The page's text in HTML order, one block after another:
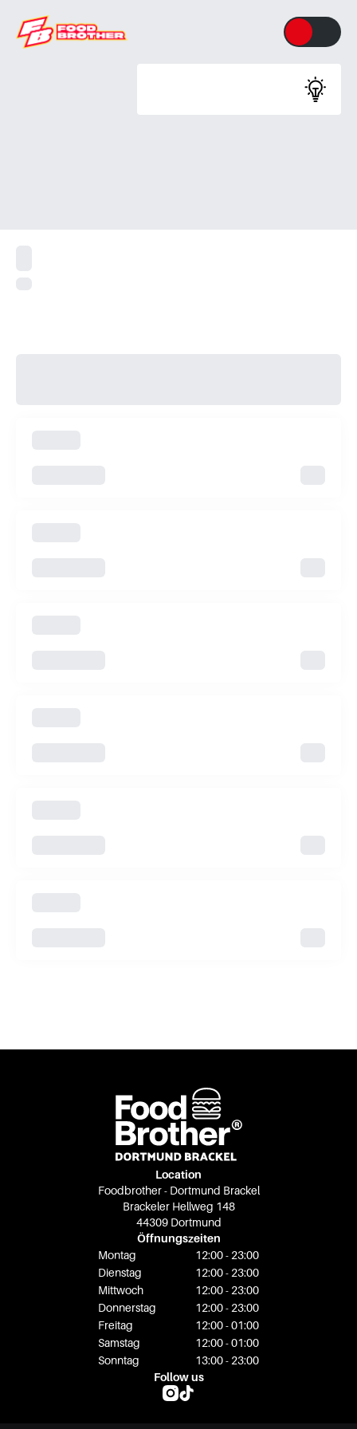
Location
Foodbrother - Dortmund Brackel
Brackeler Hellweg 148
44309 Dortmund
Öffnungszeiten
Montag
12:00 - 23:00
Dienstag
12:00 - 23:00
Mittwoch
12:00 - 23:00
Donnerstag
12:00 - 23:00
Freitag
12:00 - 01:00
Samstag
12:00 - 01:00
Sonntag
13:00 - 23:00
Follow us